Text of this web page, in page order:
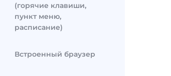
(горячие клавиши,
пункт меню,
расписание)
Встроенный браузер